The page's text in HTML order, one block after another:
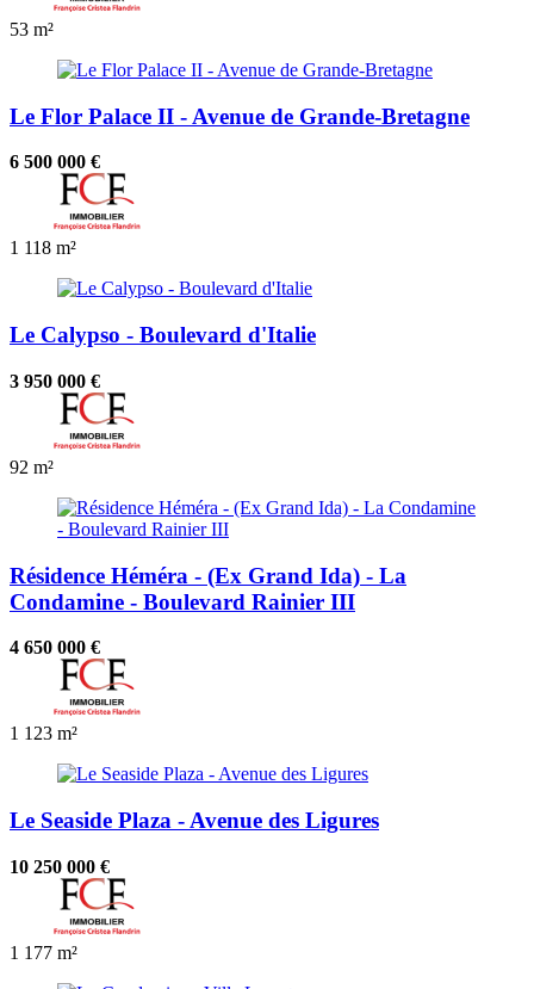
53 m²
Le Flor Palace II - Avenue de Grande-Bretagne
6 500 000 €
1 118 m²
Le Calypso - Boulevard d'Italie
3 950 000 €
92 m²
Résidence Héméra - (Ex Grand Ida) - La
Condamine - Boulevard Rainier III
4 650 000 €
1 123 m²
Le Seaside Plaza - Avenue des Ligures
10 250 000 €
1 177 m²